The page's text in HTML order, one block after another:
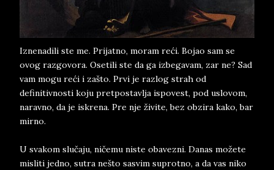
Iznenadili ste me. Prijatno, moram reći. Bojao sam se
ovog razgovora. Osetili ste da ga izbegavam, zar ne? Sad
vam mogu reći i zašto. Prvi je razlog strah od
definitivnosti koju pretpostavlja ispovest, pod uslovom,
naravno, da je iskrena. Pre nje živite, bez obzira kako, bar
mirno.
U svakom slučaju, ničemu niste obavezni. Danas možete
misliti jedno, sutra nešto sasvim suprotno, a da vas niko